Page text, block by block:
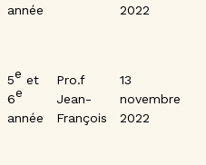
année
2022
5e et
6e
année
Pro.f
Jean-
François
13
novembre
2022